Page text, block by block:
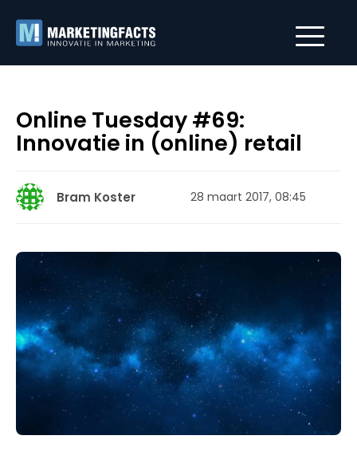
Online Tuesday #69:
Innovatie in (online) retail
Bram Koster 28 maart 2017, 08:45